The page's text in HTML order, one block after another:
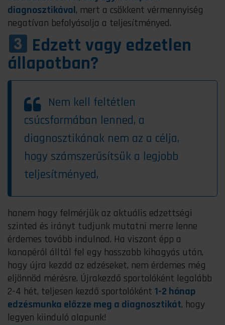
diagnosztikával, mert a csökkent vérmennyiség
negatívan befolyásolja a teljesítményed.
Edzett vagy edzetlen
állapotban?
Nem kell feltétlen
csúcsformában lenned, a
diagnosztikának nem az a célja,
hogy számszerűsítsük a legjobb
teljesítményed,
hanem hogy felmérjük az aktuális edzettségi
szinted és irányt tudjunk mutatni merre lenne
érdemes tovább indulnod. Ha viszont épp a
kanapéról álltál fel egy hosszabb kihagyás után,
hogy újra kezdd az edzéseket, nem érdemes még
eljönnöd mérésre. Újrakezdő sportolóként legalább
2-4 hét, teljesen kezdő sportolóként 1-2 hónap
edzésmunka előzze meg a diagnosztikát, hogy
legyen kiinduló alapunk!